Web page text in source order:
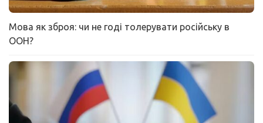
Мова як зброя: чи не годі толерувати російську в
ООН?